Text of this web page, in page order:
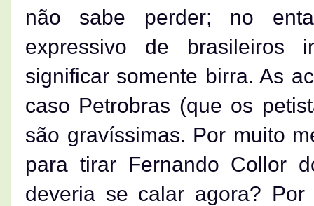
não sabe perder; no
expressivo de brasileiros
significar somente birra. As
caso Petrobras (que os
são gravíssimas. Por muito
para tirar Fernando Collor
deveria se calar agora?